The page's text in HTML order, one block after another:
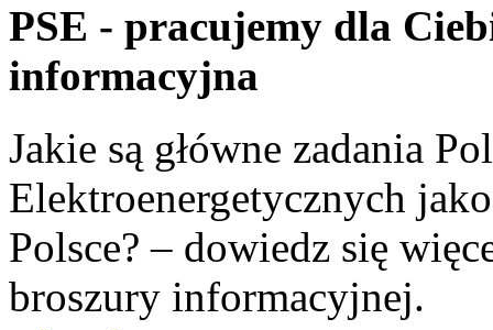
PSE - pracujemy dla
informacyjna
Jakie są główne zadania
Elektroenergetycznych
Polsce? – dowiedz się
broszury informacyjnej.